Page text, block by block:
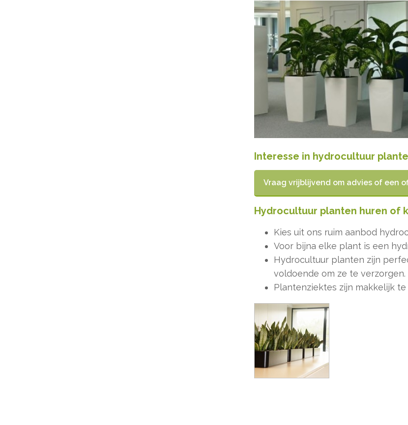
Interesse in hydrocultuur
Vraag vrijblijvend om advies of een
Hydrocultuur planten huren of
Kies uit ons ruim aanbod
Voor bijna elke plant is een
Hydrocultuur planten zijn
voldoende om ze te verzorgen.
Plantenziektes zijn makkelijk